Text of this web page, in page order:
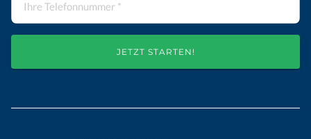
JETZT STARTEN!